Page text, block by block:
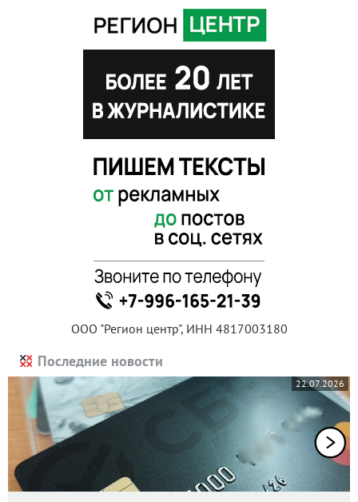
ООО "Регион центр", ИНН 4817003180
Последние новости
22.07.2026